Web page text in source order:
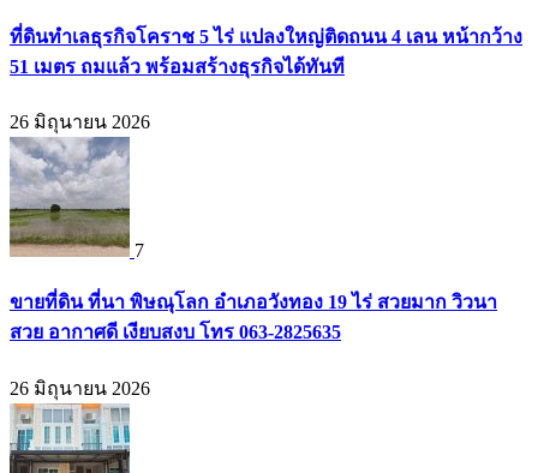
ที่ดินทำเลธุรกิจโคราช 5 ไร่ แปลงใหญ่ติดถนน 4 เลน หน้ากว้าง
51 เมตร ถมแล้ว พร้อมสร้างธุรกิจได้ทันที
26 มิถุนายน 2026
7
ขายที่ดิน ที่นา พิษณุโลก อำเภอวังทอง 19 ไร่ สวยมาก วิวนา
สวย อากาศดี เงียบสงบ โทร 063-2825635
26 มิถุนายน 2026